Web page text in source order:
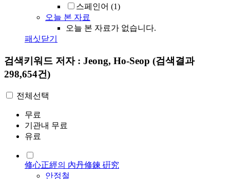
스페인어 (1)
오늘 본 자료
오늘 본 자료가 없습니다.
패싯닫기
검색키워드 저자 : Jeong, Ho-Seop (검색결과
298,654건)
전체선택
무료
기관내 무료
유료
修心正經의 內丹修鍊 硏究
안정철